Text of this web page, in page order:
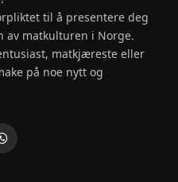
til å presentere deg
av matkulturen i Norge.
matkjæreste eller
på noe nytt og
WhatsApp